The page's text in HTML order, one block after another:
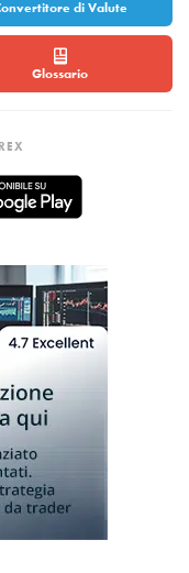
di Valute
Glossario